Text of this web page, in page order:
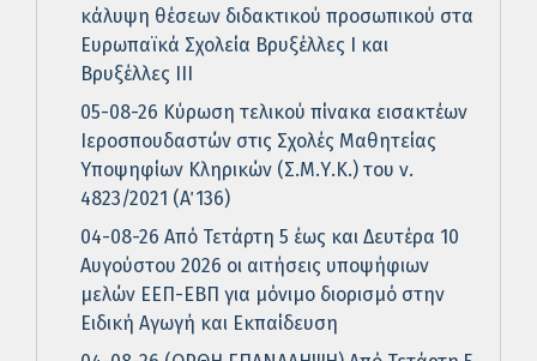
κάλυψη θέσεων διδακτικού προσωπικού στα
Ευρωπαϊκά Σχολεία Βρυξέλλες Ι και
Βρυξέλλες ΙΙΙ
05-08-26 Κύρωση τελικού πίνακα εισακτέων
Ιεροσπουδαστών στις Σχολές Μαθητείας
Υποψηφίων Κληρικών (Σ.Μ.Υ.Κ.) του ν.
4823/2021 (Α΄ 136)
04-08-26 Από Τετάρτη 5 έως και Δευτέρα 10
Αυγούστου 2026 οι αιτήσεις υποψήφιων
μελών ΕΕΠ-ΕΒΠ για μόνιμο διορισμό στην
Ειδική Αγωγή και Εκπαίδευση